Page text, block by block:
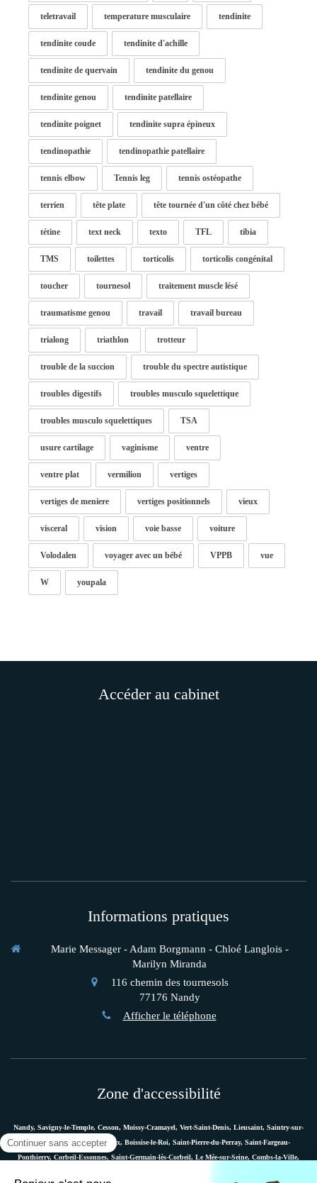
teletravail temperature musculaire tendinite
tendinite coude tendinite d'achille
tendinite de quervain tendinite du genou
tendinite genou tendinite patellaire
tendinite poignet tendinite supra épineux
tendinopathie tendinopathie patellaire
tennis elbow Tennis leg tennis ostéopathe
terrien tête plate tête tournée d'un côté chez bébé
tétine text neck texto TFL tibia
TMS toilettes torticolis torticolis congénital
toucher tournesol traitement muscle lésé
traumatisme genou travail travail bureau
trialong triathlon trotteur
trouble de la succion trouble du spectre autistique
troubles digestifs troubles musculo squelettique
troubles musculo squelettiques TSA
usure cartilage vaginisme ventre
ventre plat vermilion vertiges
vertiges de meniere vertiges positionnels vieux
visceral vision voie basse voiture
Volodalen voyager avec un bébé VPPB vue
W youpala
Accéder au cabinet
Informations pratiques
Marie Messager - Adam Borgmann - Chloé Langlois -
Marilyn Miranda
116 chemin des tournesols
77176 Nandy
Afficher le téléphone
Zone d'accessibilité
Nandy, Savigny-le-Temple, Cesson, Moissy-Cramayel, Vert-Saint-Denis, Lieusaint, Saintry-sur-
Seine, Le Coudray-Montceaux, Boissise-le-Roi, Saint-Pierre-du-Perray, Saint-Fargeau-
Ponthierry, Corbeil-Essonnes, Saint-Germain-lès-Corbeil, Le Mée-sur-Seine, Combs-la-Ville,